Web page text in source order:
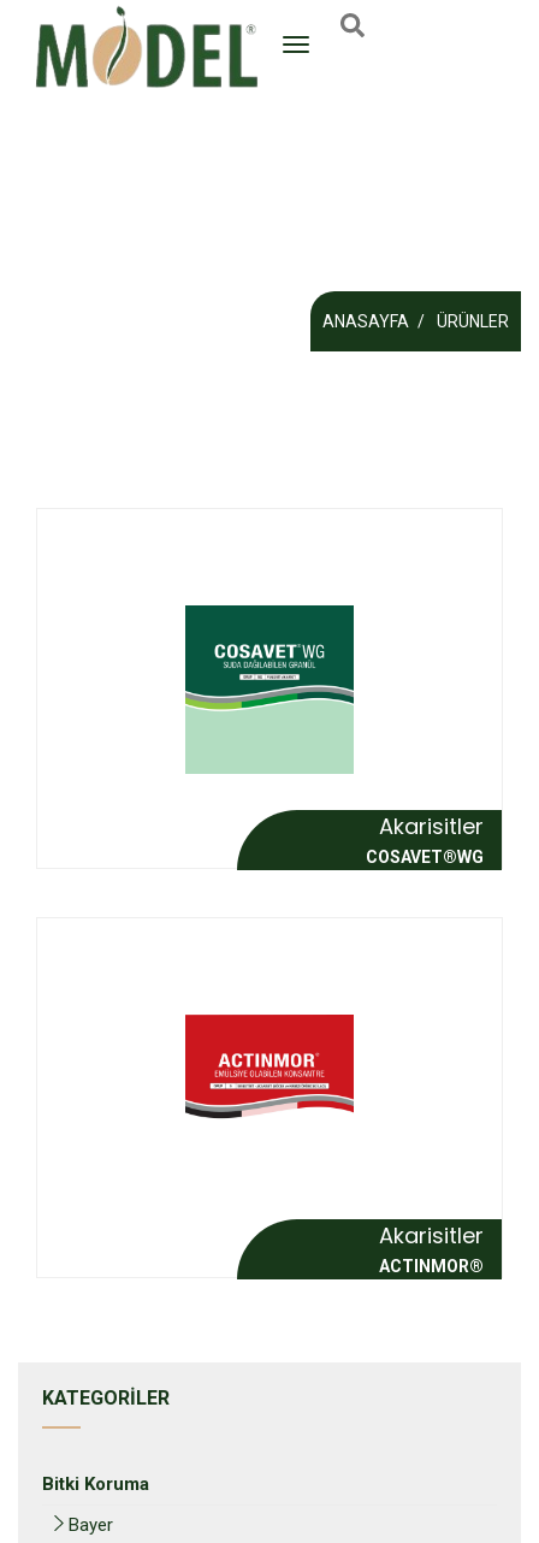
ANASAYFA ÜRÜNLER
Akarisitler
COSAVET®WG
Akarisitler
ACTINMOR®
KATEGORILER
Bitki Koruma
Bayer